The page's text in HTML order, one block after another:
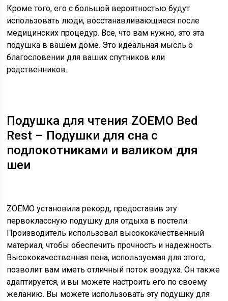
Кроме того, его с большой вероятностью будут
использовать люди, восстанавливающиеся после
медицинских процедур. Все, что вам нужно, это эта
подушка в вашем доме. Это идеальная мысль о
благословении для ваших спутников или
родственников.
Подушка для чтения ZOEMO Bed
Rest – Подушки для сна с
подлокотниками и валиком для
шеи
ZOEMO установила рекорд, предоставив эту
первоклассную подушку для отдыха в постели.
Производитель использовал высококачественный
материал, чтобы обеспечить прочность и надежность.
Высококачественная пена, используемая для этого,
позволит вам иметь отличный поток воздуха. Он также
адаптируется, и вы можете настроить его по своему
желанию. Вы можете использовать эту подушку для